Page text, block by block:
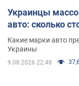
Украинцы
авто: сколько
Какие марки авто
Украины
9.08.2026 22:48